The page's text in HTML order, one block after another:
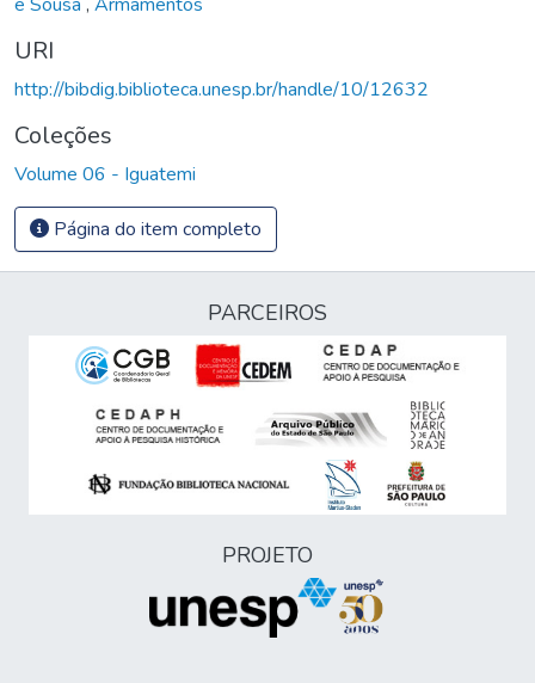
URI
http://bibdig.biblioteca.unesp.br/handle/10/12632
Coleções
Volume 06 - Iguatemi
Página do item completo
PARCEIROS
PROJETO